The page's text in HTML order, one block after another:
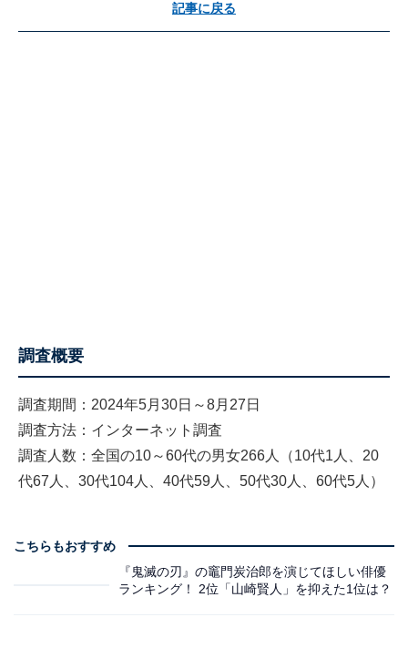
記事に戻る
調査概要
調査期間：2024年5月30日～8月27日
調査方法：インターネット調査
調査人数：全国の10～60代の男女266人（10代1人、20
代67人、30代104人、40代59人、50代30人、60代5人）
こちらもおすすめ
『鬼滅の刃』の竈門炭治郎を演じてほしい俳優
ランキング！ 2位「山崎賢人」を抑えた1位は？